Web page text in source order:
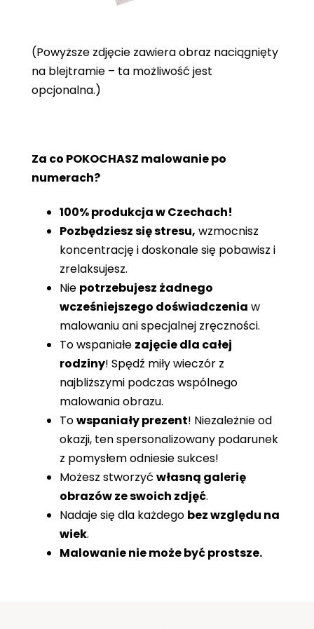
(Powyższe zdjęcie zawiera obraz naciągnięty
na blejtramie – ta możliwość jest
opcjonalna.)
Za co POKOCHASZ malowanie po
numerach?
100% produkcja w Czechach!
Pozbędziesz się stresu, wzmocnisz
koncentrację i doskonale się pobawisz i
zrelaksujesz.
Nie potrzebujesz żadnego
wcześniejszego doświadczenia w
malowaniu ani specjalnej zręczności.
To wspaniałe zajęcie dla całej
rodziny! Spędź miły wieczór z
najbliższymi podczas wspólnego
malowania obrazu.
Towspaniały prezent! Niezależnie od
okazji, ten spersonalizowany podarunek
z pomysłem odniesie sukces!
Możesz stworzyć własną galerię
obrazów ze swoich zdjęć.
Nadaje się dla każdego bez względu na
wiek.
Malowanie nie może być prostsze.